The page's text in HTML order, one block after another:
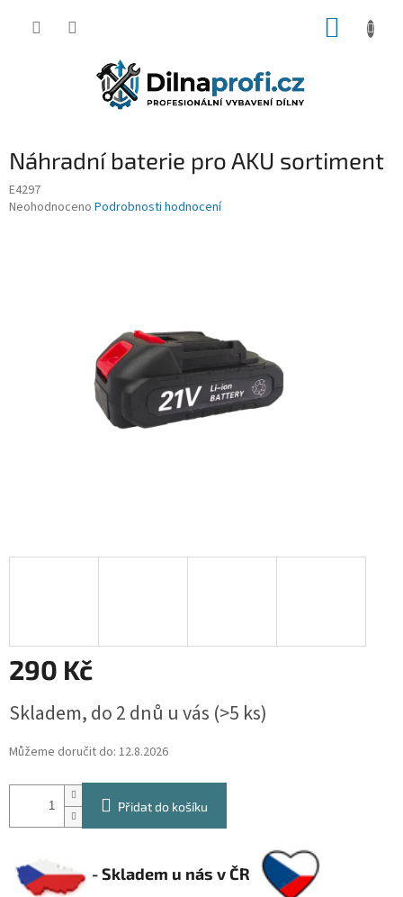
Náhradní baterie pro AKU sortiment
E4297
Průměrné
Neohodnoceno Podrobnosti hodnocení
290 Kč
cena:
Skladem, do 2 dnů u vás (>5 ks)
Můžeme doručit do: 12.8.2026
Přidat do košíku
- Skladem u nás v ČR